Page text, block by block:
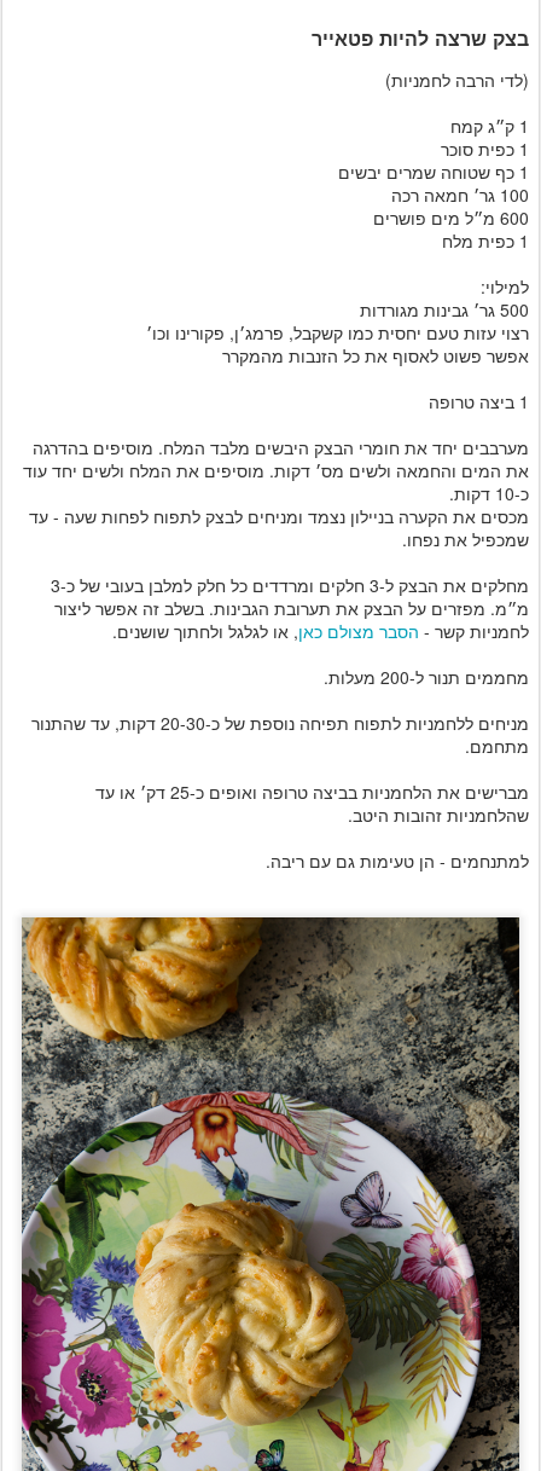
בצק שרצה להיות פטאייר
(לדי הרבה לחמניות)
1 ק״ג קמח
1 כפית סוכר
1 כף שטוחה שמרים יבשים
100 גר׳ חמאה רכה
600 מ״ל מים פושרים
1 כפית מלח
למילוי:
500 גר׳ גבינות מגורדות
רצוי עזות טעם יחסית כמו קשקבל, פרמג׳ן, פקורינו וכו׳
אפשר פשוט לאסוף את כל הזנבות מהמקרר
1 ביצה טרופה
מערבבים יחד את חומרי הבצק היבשים מלבד המלח. מוסיפים בהדרגה
את המים והחמאה ולשים מס׳ דקות. מוסיפים את המלח ולשים יחד עוד
כ-10 דקות.
מכסים את הקערה בניילון נצמד ומניחים לבצק לתפוח לפחות שעה - עד
שמכפיל את נפחו.
מחלקים את הבצק ל-3 חלקים ומרדדים כל חלק למלבן בעובי של כ-3
מ״מ. מפזרים על הבצק את תערובת הגבינות. בשלב זה אפשר ליצור
לחמניות קשר - הסבר מצולם כאן, או לגלגל ולחתוך שושנים.
מחממים תנור ל-200 מעלות.
מניחים ללחמניות לתפוח תפיחה נוספת של כ-20-30 דקות, עד שהתנור
מתחמם.
מברישים את הלחמניות בביצה טרופה ואופים כ-25 דק׳ או עד
שהלחמניות זהובות היטב.
למתנחמים - הן טעימות גם עם ריבה.